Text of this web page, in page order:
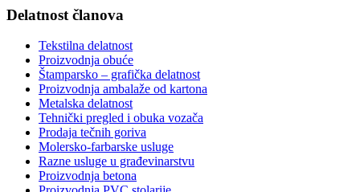
Delatnost članova
Tekstilna delatnost
Proizvodnja obuće
Štamparsko – grafička delatnost
Proizvodnja ambalaže od kartona
Metalska delatnost
Tehnički pregled i obuka vozača
Prodaja tečnih goriva
Molersko-farbarske usluge
Razne usluge u građevinarstvu
Proizvodnja betona